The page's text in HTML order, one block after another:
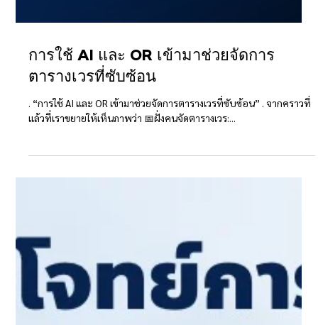
การใช้ AI และ OR เข้ามาช่วยจัดการ
ตารางเวรที่ซับซ้อน